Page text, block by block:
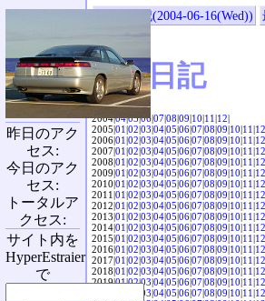
«前の日記(2004-06-16(Wed))
SVX日記
2004|04|05|06|07|08|09|10|11|12|
2005|01|02|03|04|05|06|07|08|09|10|11|12
2006|01|02|03|04|05|06|07|08|09|10|11|12
2007|01|02|03|04|05|06|07|08|09|10|11|12
2008|01|02|03|04|05|06|07|08|09|10|11|12
2009|01|02|03|04|05|06|07|08|09|10|11|12
2010|01|02|03|04|05|06|07|08|09|10|11|12
2011|01|02|03|04|05|06|07|08|09|10|11|12
2012|01|02|03|04|05|06|07|08|09|10|11|12
2013|01|02|03|04|05|06|07|08|09|10|11|12
2014|01|02|03|04|05|06|07|08|09|10|11|12
2015|01|02|03|04|05|06|07|08|09|10|11|12
2016|01|02|03|04|05|06|07|08|09|10|11|12
2017|01|02|03|04|05|06|07|08|09|10|11|12
2018|01|02|03|04|05|06|07|08|09|10|11|12
2019|01|02|03|04|05|06|07|08|09|10|11|12
03|04|05|06|07|08|09|10|11|12
昨日のアク
セス:
今日のアク
セス:
トータルア
クセス:
サイト内を
HyperEstraier
で